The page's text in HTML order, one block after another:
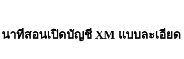
าทีสอนเปิดบัญชี XM แบบละเอียด